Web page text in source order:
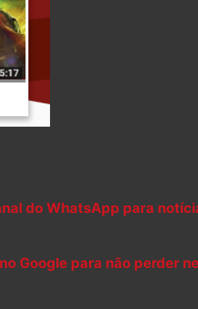
do WhatsApp para
Google para não perder